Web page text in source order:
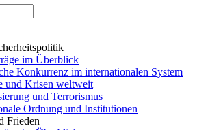
im Überblick
Konkurrenz im internationalen System
und Krisen weltweit
und Terrorismus
Ordnung und Institutionen
Frieden